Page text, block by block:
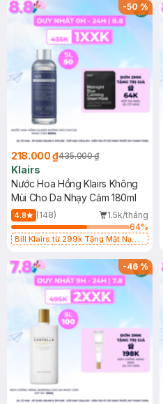
-50%
218.000 ₫435.000 ₫
Klairs
Nước Hoa Hồng Klairs Không
Mùi Cho Da Nhạy Cảm 180ml
4.8 (148)
1.5k/tháng
64%
Bill Klairs từ 299k Tặng Mặt Nạ
25ml (SL Có Hạn)
-46%